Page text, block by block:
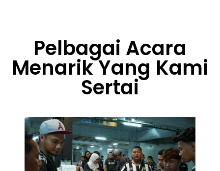
Pelbagai Acara
Menarik Yang Kami
Sertai